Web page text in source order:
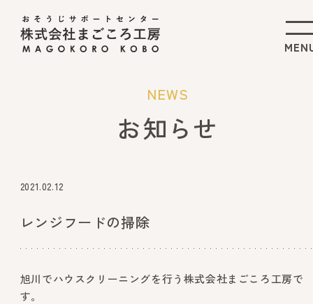
NEWS
お知らせ
2021.02.12
レンジフードの掃除
旭川でハウスクリーニングを行う株式会社まごころ工房で
す。